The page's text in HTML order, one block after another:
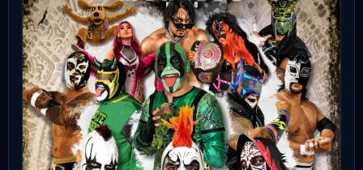
Pistolas de oro
TolucaSalón Rojo9:00 PM
SEP